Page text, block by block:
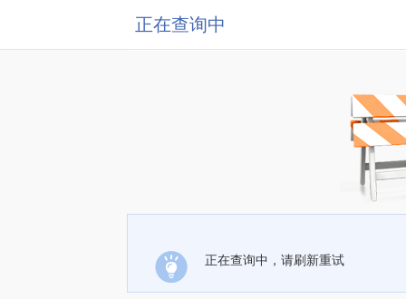
正在查询中
正在查询中，请刷新重试